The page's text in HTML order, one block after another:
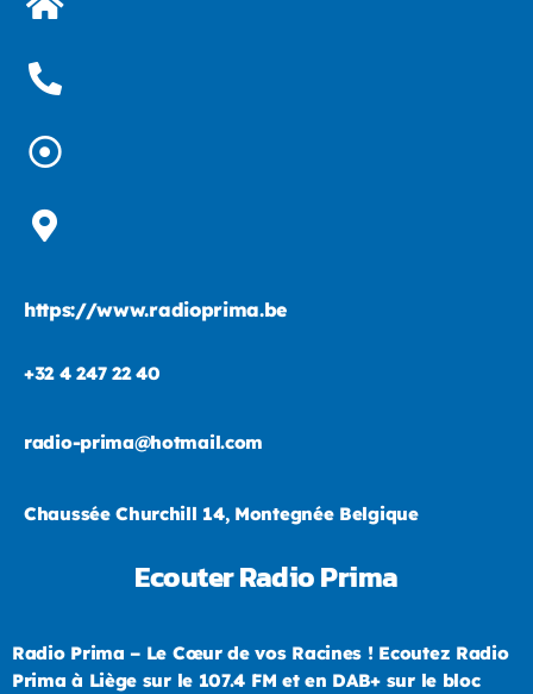
https://www.radioprima.be
+32 4 247 22 40
radio-prima@hotmail.com
Chaussée Churchill 14, Montegnée Belgique
Ecouter Radio Prima
Radio Prima – Le Cœur de vos Racines ! Ecoutez Radio
Prima à Liège sur le 107.4 FM et en DAB+ sur le bloc